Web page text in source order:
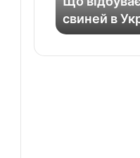
т
свиней в